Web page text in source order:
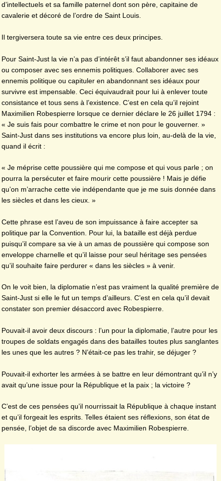
d’intellectuels et sa famille paternel dont son père, capitaine de
cavalerie et décoré de l’ordre de Saint Louis.
Il tergiversera toute sa vie entre ces deux principes.
Pour Saint-Just la vie n’a pas d’intérêt s’il faut abandonner ses idéaux
ou composer avec ses ennemis politiques. Collaborer avec ses
ennemis politique ou capituler en abandonnant ses idéaux pour
survivre est impensable. Ceci équivaudrait pour lui à enlever toute
consistance et tous sens à l’existence. C’est en cela qu’il rejoint
Maximilien Robespierre lorsque ce dernier déclare le 26 juillet 1794 :
« Je suis fais pour combattre le crime et non pour le gouverner. »
Saint-Just dans ses institutions va encore plus loin, au-delà de la vie,
quand il écrit :
« Je méprise cette poussière qui me compose et qui vous parle ; on
pourra la persécuter et faire mourir cette poussière ! Mais je défie
qu’on m’arrache cette vie indépendante que je me suis donnée dans
les siècles et dans les cieux. »
Cette phrase est l’aveu de son impuissance à faire accepter sa
politique par la Convention. Pour lui, la bataille est déjà perdue
puisqu’il compare sa vie à un amas de poussière qui compose son
enveloppe charnelle et qu’il laisse pour seul héritage ses pensées
qu’il souhaite faire perdurer « dans les siècles » à venir.
On le voit bien, la diplomatie n’est pas vraiment la qualité première de
Saint-Just si elle le fut un temps d’ailleurs. C’est en cela qu’il devait
constater son premier désaccord avec Robespierre.
Pouvait-il avoir deux discours : l’un pour la diplomatie, l’autre pour les
troupes de soldats engagés dans des batailles toutes plus sanglantes
les unes que les autres ? N’était-ce pas les trahir, se déjuger ?
Pouvait-il exhorter les armées à se battre en leur démontrant qu’il n’y
avait qu’une issue pour la République et la paix ; la victoire ?
C’est de ces pensées qu’il nourrissait la République à chaque instant
et qu’il forgeait les esprits. Telles étaient ses réflexions, son état de
pensée, l’objet de sa discorde avec Maximilien Robespierre.